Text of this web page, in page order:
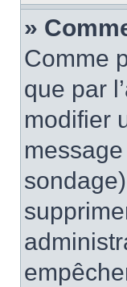
»
Comme
que par
modifier